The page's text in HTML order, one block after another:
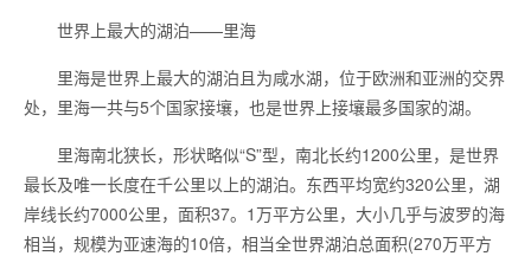
世界上最大的湖泊——里海
里海是世界上最大的湖泊且为咸水湖，位于欧洲和亚洲的交界
处，里海一共与5个国家接壤，也是世界上接壤最多国家的湖。
里海南北狭长，形状略似“S”型，南北长约1200公里，是世界
最长及唯一长度在千公里以上的湖泊。东西平均宽约320公里，湖
岸线长约7000公里，面积37。1万平方公里，大小几乎与波罗的海
相当，规模为亚速海的10倍，相当全世界湖泊总面积(270万平方